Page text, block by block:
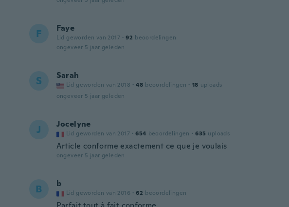
F Faye
Lid geworden van 2017 · 92 beoordelingen
ongeveer 5 jaar geleden
S Sarah
Lid geworden van 2018 · 48 beoordelingen · 18 uploads
ongeveer 5 jaar geleden
J Jocelyne
Lid geworden van 2017 · 654 beoordelingen · 635 uploads
Article conforme exactement ce que je voulais
ongeveer 5 jaar geleden
B b
Lid geworden van 2016 · 62 beoordelingen